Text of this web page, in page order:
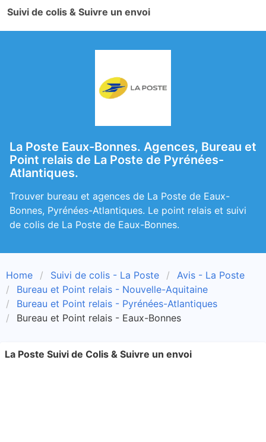
Suivi de colis & Suivre un envoi
La Poste Eaux-Bonnes. Agences, Bureau et
Point relais de La Poste de Pyrénées-
Atlantiques.
Trouver bureau et agences de La Poste de Eaux-
Bonnes, Pyrénées-Atlantiques. Le point relais et suivi
de colis de La Poste de Eaux-Bonnes.
Home Suivi de colis - La Poste
Avis - La Poste
Bureau et Point relais - Nouvelle-Aquitaine
Bureau et Point relais - Pyrénées-Atlantiques
Bureau et Point relais - Eaux-Bonnes
La Poste Suivi de Colis & Suivre un envoi